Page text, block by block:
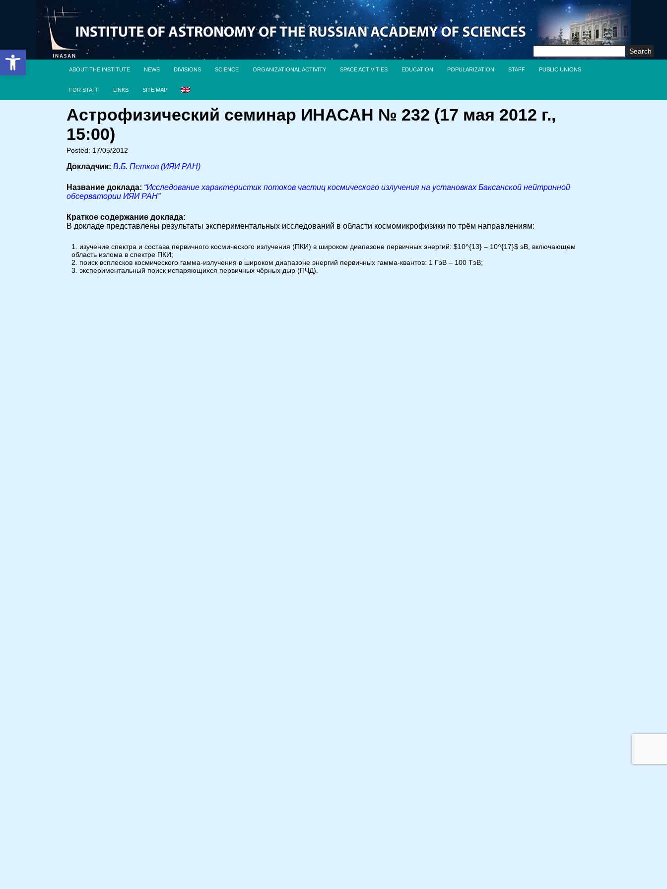
Open toolbar
Search
ABOUT THE INSTITUTE NEWS DIVISIONS SCIENCE ORGANIZATIONAL ACTIVITY SPACE ACTIVITIES EDUCATION POPULARIZATION STAFF PUBLIC UNIONS
FOR STAFF LINKS SITE MAP
Астрофизический семинар ИНАСАН № 232 (17 мая 2012 г.,
15:00)
Posted: 17/05/2012
Докладчик: В.Б. Петков (ИЯИ РАН)
Название доклада: “Исследование характеристик потоков частиц космического излучения на установках Баксанской нейтринной
обсерватории ИЯИ РАН”
Краткое содержание доклада:
В докладе представлены результаты экспериментальных исследований в области космомикрофизики по трём направлениям:
изучение спектра и состава первичного космического излучения (ПКИ) в широком диапазоне первичных энергий: $10^{13} – 10^{17}$ эВ, включающем
область излома в спектре ПКИ;
поиск всплесков космического гамма-излучения в широком диапазоне энергий первичных гамма-квантов: 1 ГэВ – 100 ТэВ;
экспериментальный поиск испаряющихся первичных чёрных дыр (ПЧД).